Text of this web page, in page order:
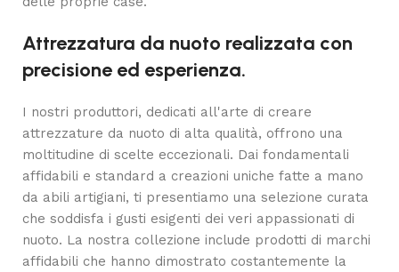
Attrezzatura da nuoto realizzata con
precisione ed esperienza.
I nostri produttori, dedicati all'arte di creare
attrezzature da nuoto di alta qualità, offrono una
moltitudine di scelte eccezionali. Dai fondamentali
affidabili e standard a creazioni uniche fatte a mano
da abili artigiani, ti presentiamo una selezione curata
che soddisfa i gusti esigenti dei veri appassionati di
nuoto. La nostra collezione include prodotti di marchi
affidabili che hanno dimostrato costantemente la